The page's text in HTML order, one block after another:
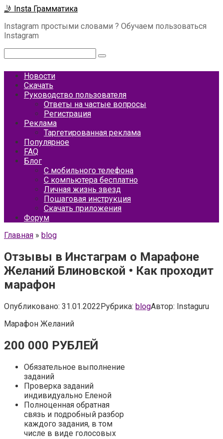
Перейти
контенту
🤳 Insta Грамматика
Instagram простыми словами ? Обучаем пользоваться
Instagram
Новости
Скачать
Руководство пользователя
Ответы на частые вопросы
Регистрация
Реклама
Таргетированная реклама
Популярное
FAQ
Блог
С мобильного телефона
С компьютера бесплатно
Личная жизнь звезд
Пошаговая инструкция
Скачать приложения
Форум
Главная » blog
Отзывы в Инстаграм о Марафоне
Желаний Блиновской • Как проходит
марафон
Опубликовано: 31.01.2022Рубрика: blogАвтор: Instaguru
Марафон Желаний
200 000 РУБЛЕЙ
Обязательное выполнение
заданий
Проверка заданий
индивидуально Еленой
Полноценная обратная
связь и подробный разбор
каждого задания, в том
числе в виде голосовых